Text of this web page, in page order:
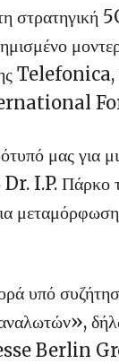
Telefonica,
μας για
I.P. Πάρκο
υπό
Berlin